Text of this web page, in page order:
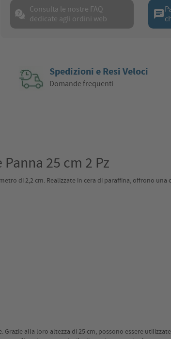
Consulta le nostre FAQ
dedicate agli ordini web
chat
Spedizioni e Resi Veloci
Domande frequenti
25 cm 2 Pz
di 2,2 cm. Realizzate in cera di paraffina, offrono
alla loro altezza di 25 cm, possono essere